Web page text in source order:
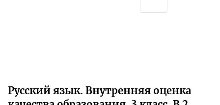
Русский язык. Внутренняя оценка